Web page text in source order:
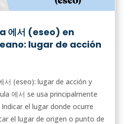
에서 (eseo) en
lugar de acción
서 (eseo): lugar de acción y
에서 se usa principalmente
el lugar donde ocurre
el lugar de origen o punto de